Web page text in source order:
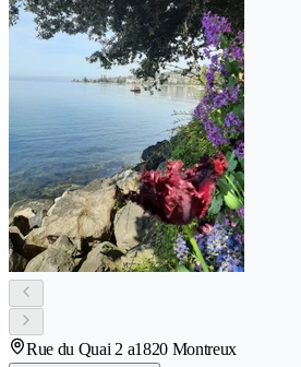
Rue du Quai 2 a1820 Montreux